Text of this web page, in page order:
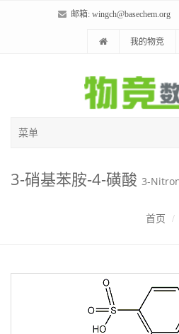
邮箱: wingch@basechem.org
我的物竞
菜单
3-硝基苯胺-4-磺酸 3-
首页